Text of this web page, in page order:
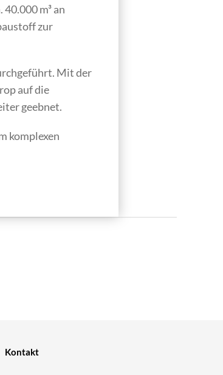
m³ an
zur
Mit der
auf die
geebnet.
komplexen
Kontakt